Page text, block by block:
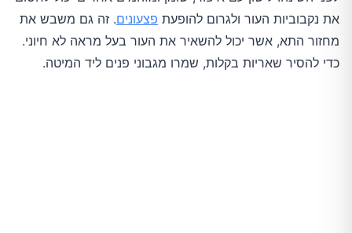
את נקבוביות העור ולגרום להופעת פצעונים. זה גם משבש את
מחזור התא, אשר יכול להשאיר את העור בעל מראה לא חיוני.
כדי להסיר שאריות בקלות, שמרו מגבוני פנים ליד המיטה.